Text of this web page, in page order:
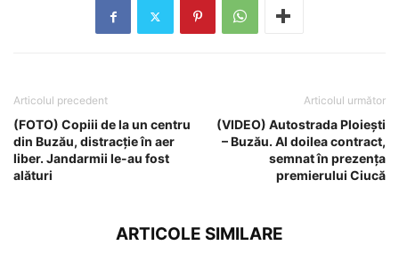
Articolul precedent
(FOTO) Copiii de la un centru
din Buzău, distracție în aer
liber. Jandarmii le-au fost
alături
Articolul următor
(VIDEO) Autostrada Ploiești
– Buzău. Al doilea contract,
semnat în prezența
premierului Ciucă
ARTICOLE SIMILARE